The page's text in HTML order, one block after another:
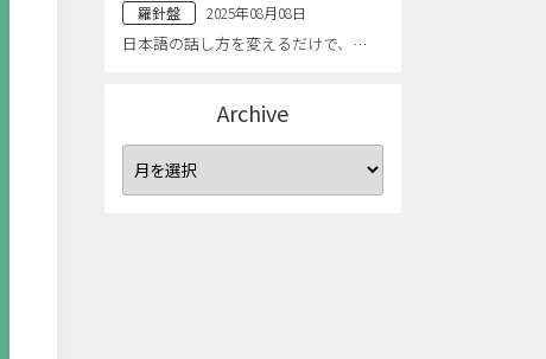
羅針盤 2025年08月08日
日本語の話し方を変えるだけで、…
Archive